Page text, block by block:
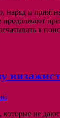
наряд и
в
не